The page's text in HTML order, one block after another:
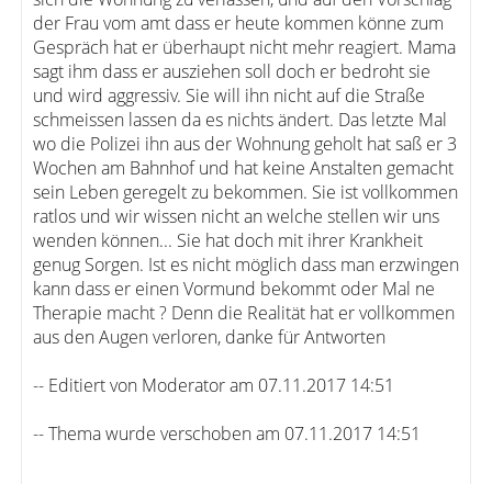
der Frau vom amt dass er heute kommen könne zum
Gespräch hat er überhaupt nicht mehr reagiert. Mama
sagt ihm dass er ausziehen soll doch er bedroht sie
und wird aggressiv. Sie will ihn nicht auf die Straße
schmeissen lassen da es nichts ändert. Das letzte Mal
wo die Polizei ihn aus der Wohnung geholt hat saß er 3
Wochen am Bahnhof und hat keine Anstalten gemacht
sein Leben geregelt zu bekommen. Sie ist vollkommen
ratlos und wir wissen nicht an welche stellen wir uns
wenden können... Sie hat doch mit ihrer Krankheit
genug Sorgen. Ist es nicht möglich dass man erzwingen
kann dass er einen Vormund bekommt oder Mal ne
Therapie macht ? Denn die Realität hat er vollkommen
aus den Augen verloren, danke für Antworten
-- Editiert von Moderator am 07.11.2017 14:51
-- Thema wurde verschoben am 07.11.2017 14:51